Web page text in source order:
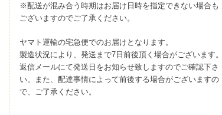
※配送が混み合う時期はお届け日時を指定できない場合も
ございますのでご了承ください。
ヤマト運輸の宅急便でのお届けとなります。
製造状況により、発送まで7日前後頂く場合がございます。
返信メールにて発送日をお知らせ致しますのでご確認下さ
い。また、配達事情によって前後する場合がございますの
で、ご了承ください。